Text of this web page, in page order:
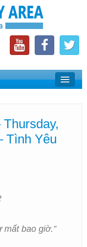
Tình Yêu
mất bao giờ.”